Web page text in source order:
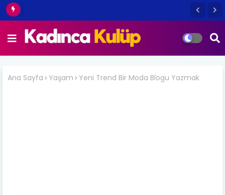
Ana Sayfa Yaşam Yeni Trend Bir Moda Blogu Yazmak